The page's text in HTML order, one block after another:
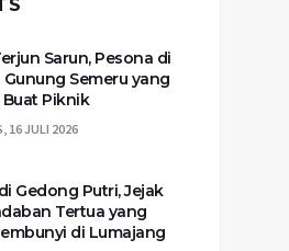
Sarun, Pesona di
Gunung Semeru yang
Buat Piknik
16 JULI 2026
Gedong Putri, Jejak
Tertua yang
di Lumajang